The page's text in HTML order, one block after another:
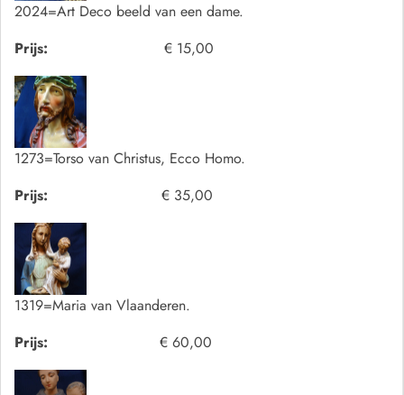
2024=Art Deco beeld van een dame.
Prijs:
€ 15,00
1273=Torso van Christus, Ecco Homo.
Prijs:
€ 35,00
1319=Maria van Vlaanderen.
Prijs:
€ 60,00